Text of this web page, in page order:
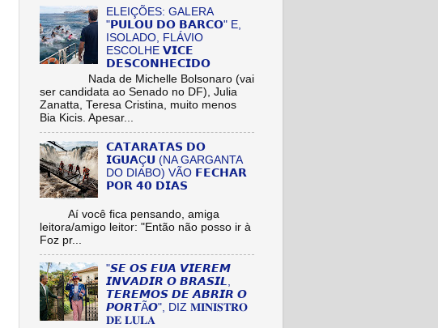
ELEIÇÕES: GALERA
"𝗣𝗨𝗟𝗢𝗨 𝗗𝗢 𝗕𝗔𝗥𝗖𝗢" E,
ISOLADO, FLÁVIO
ESCOLHE 𝗩𝗜𝗖𝗘
𝗗𝗘𝗦𝗖𝗢𝗡𝗛𝗘𝗖𝗜𝗗𝗢
Nada de Michelle Bolsonaro (vai
ser candidata ao Senado no DF), Julia
Zanatta, Teresa Cristina, muito menos
Bia Kicis. Apesar...
𝗖𝗔𝗧𝗔𝗥𝗔𝗧𝗔𝗦 𝗗𝗢
𝗜𝗚𝗨𝗔Ç𝗨 (NA GARGANTA
DO DIABO) VÃO 𝗙𝗘𝗖𝗛𝗔𝗥
𝗣𝗢𝗥 𝟰𝟬 𝗗𝗜𝗔𝗦
Aí você fica pensando, amiga
leitora/amigo leitor: "Então não posso ir à
Foz pr...
"𝙎𝙀 𝙊𝙎 𝙀𝙐𝘼 𝙑𝙄𝙀𝙍𝙀𝙈
𝙄𝙉𝙑𝘼𝘿𝙄𝙍 𝙊 𝘽𝙍𝘼𝙎𝙄𝙇,
𝙏𝙀𝙍𝙀𝙈𝙊𝙎 𝘿𝙀 𝘼𝘽𝙍𝙄𝙍 𝙊
𝙋𝙊𝙍𝙏Ã𝙊", DIZ 𝐌𝐈𝐍𝐈𝐒𝐓𝐑𝐎
𝐃𝐄 𝐋𝐔𝐋𝐀